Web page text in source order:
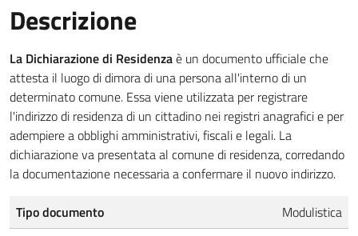
Descrizione
La Dichiarazione di Residenzaè un documento ufficiale che
attesta il luogo di dimora di una persona all'interno di un
determinato comune. Essa viene utilizzata per registrare
l'indirizzo di residenza di un cittadino nei registri anagrafici e per
adempiere a obblighi amministrativi, fiscali e legali. La
dichiarazione va presentata al comune di residenza, corredando
la documentazione necessaria a confermare il nuovo indirizzo.
Tipo documento
Modulistica